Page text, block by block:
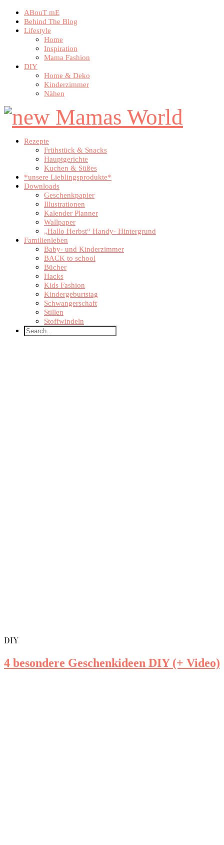
ABouT mE
Behind The Blog
Lifestyle
Home
Inspiration
Mama Fashion
DIY
Home & Deko
Kinderzimmer
Nähen
Rezepte
Frühstück & Snacks
Hauptgerichte
Kuchen & Süßes
*unsere Lieblingsprodukte*
Downloads
Geschenkpapier
Illustrationen
Kalender Planner
Wallpaper
„Hallo Herbst“ Handy- Hintergrund
Familienleben
Baby- und Kinderzimmer
BACK to school
Bücher
Hacks
Kids Fashion
Kindergeburtstag
Schwangerschaft
Stillen
Stoffwindeln
DIY
4 besondere Geschenkideen DIY (+ Video)